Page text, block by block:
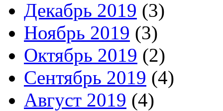
Декабрь 2019 (3)
Ноябрь 2019 (3)
Октябрь 2019 (2)
Сентябрь 2019 (4)
Август 2019 (4)